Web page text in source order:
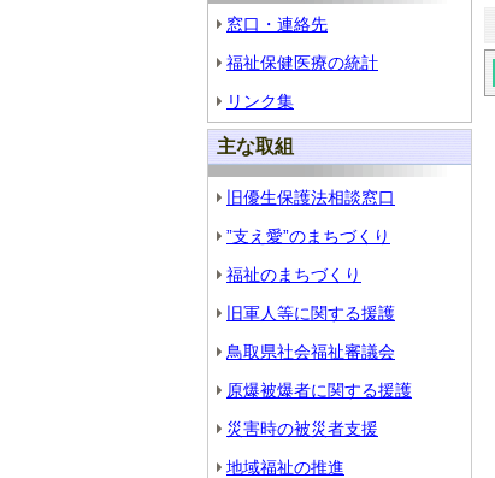
窓口・連絡先
福祉保健医療の統計
リンク集
主な取組
旧優生保護法相談窓口
”支え愛”のまちづくり
福祉のまちづくり
旧軍人等に関する援護
鳥取県社会福祉審議会
原爆被爆者に関する援護
災害時の被災者支援
地域福祉の推進